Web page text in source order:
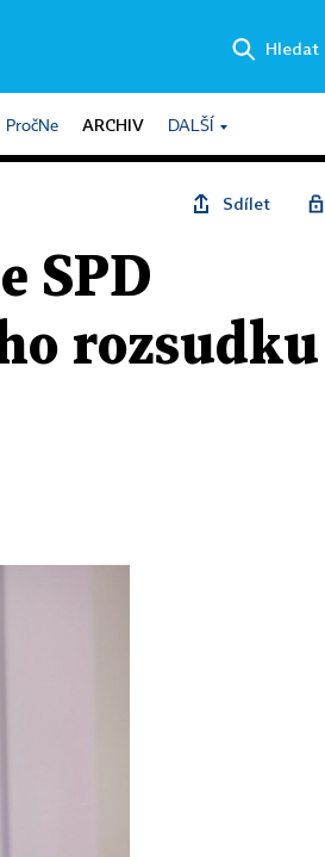
Hledat
PročNe ARCHIV DALŠÍ
Sdílet
SPD